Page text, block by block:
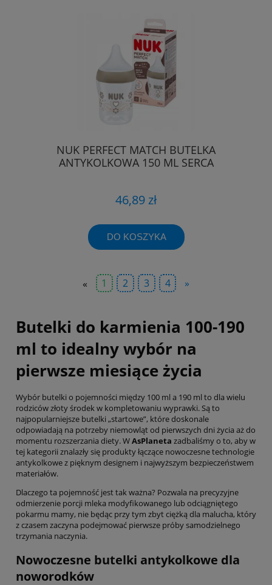
NUK PERFECT MATCH BUTELKA
ANTYKOLKOWA 150 ML SERCA
46,89 zł
DO KOSZYKA
« 1 2 3 4 »
Butelki do karmienia 100-190
ml to idealny wybór na
pierwsze miesiące życia
Wybór butelki o pojemności między 100 ml a 190 ml to dla wielu
rodziców złoty środek w kompletowaniu wyprawki. Są to
najpopularniejsze butelki „startowe”, które doskonale
odpowiadają na potrzeby niemowląt od pierwszych dni życia aż do
momentu rozszerzania diety. WAsPlaneta zadbaliśmy o to, aby w
tej kategorii znalazły się produkty łączące nowoczesne technologie
antykolkowe z pięknym designem i najwyższym bezpieczeństwem
materiałów.
Dlaczego ta pojemność jest tak ważna? Pozwala na precyzyjne
odmierzenie porcji mleka modyfikowanego lub odciągniętego
pokarmu mamy, nie będąc przy tym zbyt ciężką dla malucha, który
z czasem zaczyna podejmować pierwsze próby samodzielnego
trzymania naczynia.
Nowoczesne butelki antykolkowe dla
noworodków